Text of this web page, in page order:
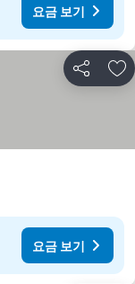
요금 보기
공유 즐
요금 보기